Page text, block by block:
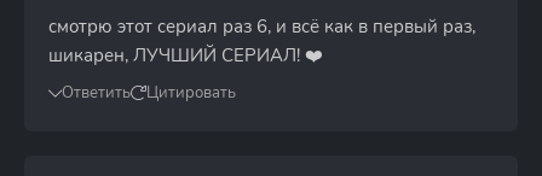
смотрю этот сериал раз 6, и всё как в первый раз,
шикарен, ЛУЧШИЙ СЕРИАЛ! ❤️
Ответить Цитировать